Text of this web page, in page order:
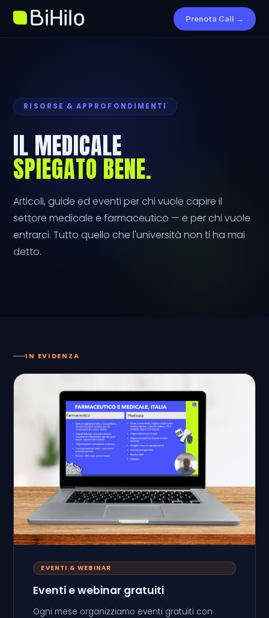
Prenota Call →
RISORSE & APPROFONDIMENTI
IL MEDICALE
SPIEGATO BENE.
Articoli, guide ed eventi per chi vuole capire il
settore medicale e farmaceutico — e per chi vuole
entrarci. Tutto quello che l'università non ti ha mai
detto.
IN EVIDENZA
EVENTI & WEBINAR
Eventi e webinar gratuiti
Ogni mese organizziamo eventi gratuiti con